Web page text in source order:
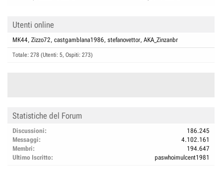
Utenti online
MK44 Zizzo72 castgamblana1986 stefanovettor AKA_Zinzanbr
Totale: 278 (Utenti: 5, Ospiti: 273)
Statistiche del Forum
Discussioni
186.245
Messaggi
4.102.161
Membri
194.647
Ultimo Iscritto
paswhoimulcent1981